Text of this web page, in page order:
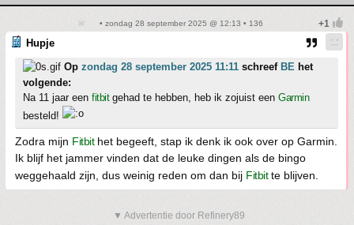
• zondag 28 september 2025 @ 12:13 • 136
Hupje
Op zondag 28 september 2025 11:11 schreef BE het
volgende:
Na 11 jaar een fitbitgehad te hebben, heb ik zojuist een Garmin
besteld!
Zodra mijn Fitbithet begeeft, stap ik denk ik ook over op Garmin.
Ik blijf het jammer vinden dat de leuke dingen als de bingo
weggehaald zijn, dus weinig reden om dan bij Fitbitte blijven.
▼ Advertentie door Refinery89